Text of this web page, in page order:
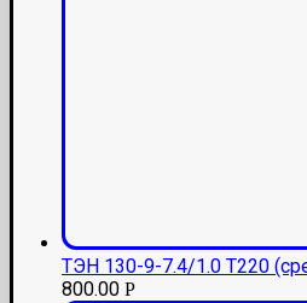
ТЭН 130-9-7.4/1.0 Т220
800.00 Р